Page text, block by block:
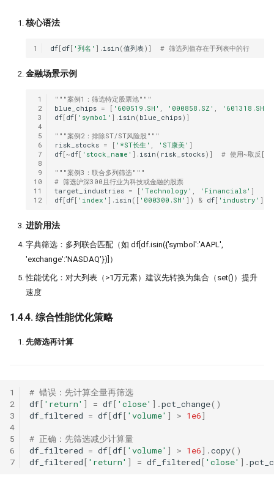
Sharpe 5.5!遗憾规避因子
Alpha达到61%！
改用十进制！点差如何影响策略
抢头彩？！
UO 指标
新国九条下，低波动因子重要性
升！
低波动因子、白马股与红利股
在这一刻抄底，胜率高达95%
情数据
AI tools
Moonshot
Numpy Pandas
核心语法
1 df[ df[ '列名' ] . isin (值列表)] # 筛选列值存在于列表中的行
​金融场景示例
1
2
3
4
5
6
7
8
9
10
11
12
"""案例1：筛选特定股票池"""
blue_chips = [ '600519.SH' , '000858.SZ' , '601318.SH'
df[ df[ 'symbol' ] . isin ( blue_chips)]
"""案例2：排除ST/ST风险股"""
risk_stocks = [ '*ST长生' , 'ST康美' ]
df[~df[ 'stock_name' ] . isin ( risk_stocks)]
# 使用~取反
"""案例3：联合多列筛选"""
# 筛选沪深300且行业为科技或金融的股票
target_industries = [ 'Technology' , 'Financials' ]
df[ df[ 'index' ] . isin ([ '000300.SH' ]) & df[ 'industry' ]
进阶用法
​字典筛选：多列联合匹配（如 df[df.isin({'symbol':'AAPL',
'exchange':'NASDAQ'})]）
性能优化：对大列表（>1万元素）建议先转换为集合（set()）提升
速度
1.4.4. 综合性能优化策略
先筛选再计算
1
2
3
4
5
6
7
# 错误：先计算全量再筛选
df[ 'return' ] = df[ 'close' ] .pct_change()
df_filtered = df[df[ 'volume' ] > 1e6]
# 正确：先筛选减少计算量
df_filtered = df[df[ 'volume' ] > 1e6] .copy()
df_filtered[ 'return' ] = df_filtered[ 'close' ] .